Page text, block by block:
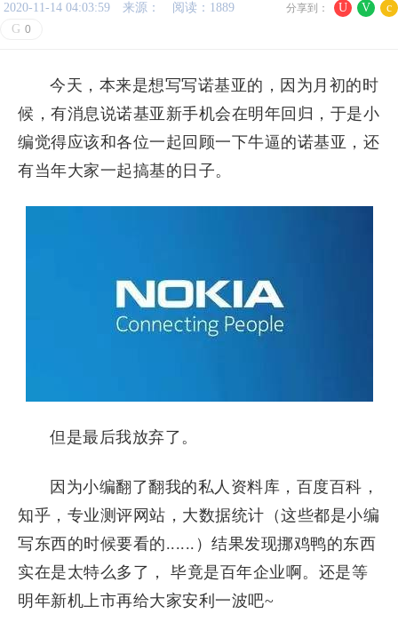
U V c
分享到：
2020-11-14 04:03:59 来源：
阅读：1889
G 0
今天，本来是想写写诺基亚的，因为月初的时
候，有消息说诺基亚新手机会在明年回归，于是小
编觉得应该和各位一起回顾一下牛逼的诺基亚，还
有当年大家一起搞基的日子。
但是最后我放弃了。
因为小编翻了翻我的私人资料库，百度百科，
知乎，专业测评网站，大数据统计（这些都是小编
写东西的时候要看的......）结果发现挪鸡鸭的东西
实在是太特么多了， 毕竟是百年企业啊。还是等
明年新机上市再给大家安利一波吧~